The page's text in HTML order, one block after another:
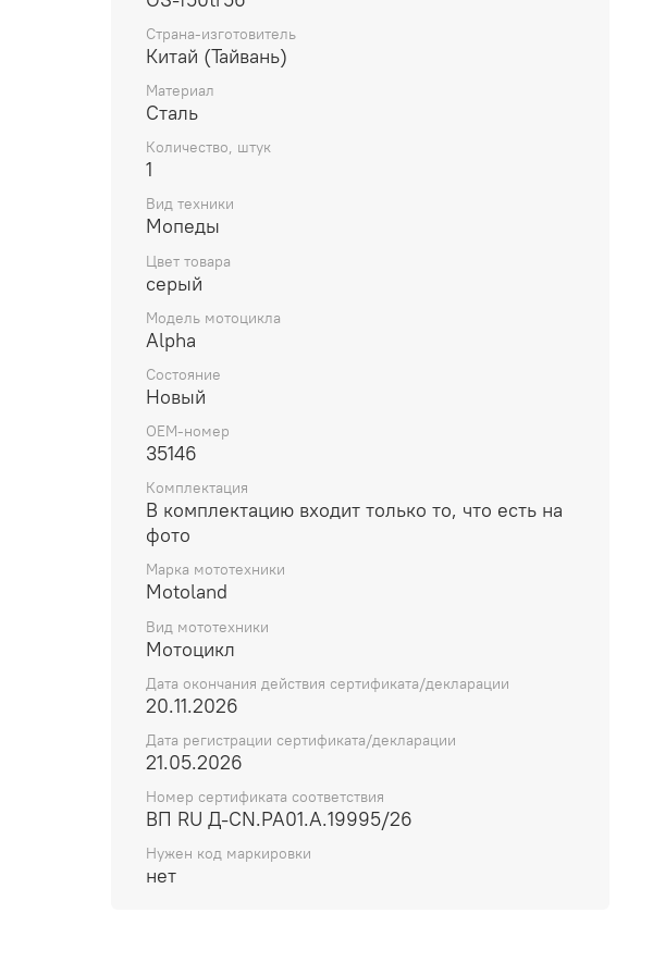
мопедов китайского производства. Продлите срок
службы стартера вашего транспортного средства с
этой запчастью.
Страна-изготовитель
Китай (Тайвань)
Материал
Сталь
Количество, штук
1
Вид техники
Мопеды
Цвет товара
серый
Модель мотоцикла
Alpha
Состояние
Новый
OEM-номер
35146
Комплектация
В комплектацию входит только то, что есть на
фото
Марка мототехники
Motoland
Вид мототехники
Мотоцикл
Дата окончания действия сертификата/декларации
20.11.2026
Дата регистрации сертификата/декларации
21.05.2026
Номер сертификата соответствия
ВП RU Д-CN.РА01.А.19995/26
Нужен код маркировки
нет